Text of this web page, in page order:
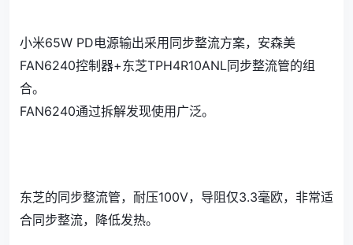
小米65W PD电源输出采用同步整流方案，安森美
FAN6240控制器+东芝TPH4R10ANL同步整流管的组
合。
FAN6240通过拆解发现使用广泛。
东芝的同步整流管，耐压100V，导阻仅3.3毫欧，非常适
合同步整流，降低发热。